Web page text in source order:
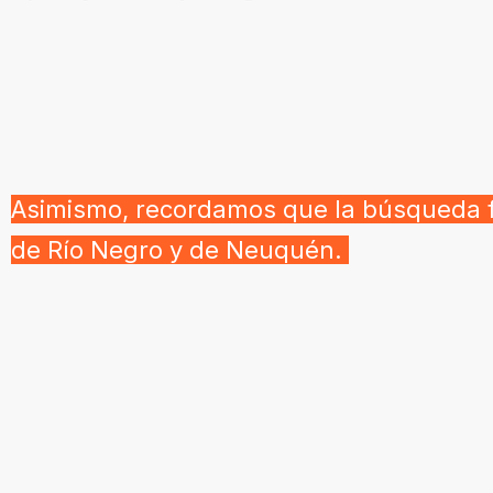
Asimismo, recordamos que la búsqueda
de Río Negro y de Neuquén.